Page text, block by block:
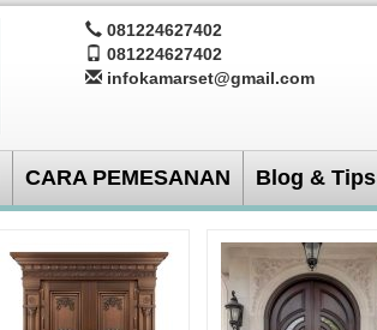
081224627402
081224627402
infokamarset@gmail.com
CARA PEMESANAN Blog & Tips